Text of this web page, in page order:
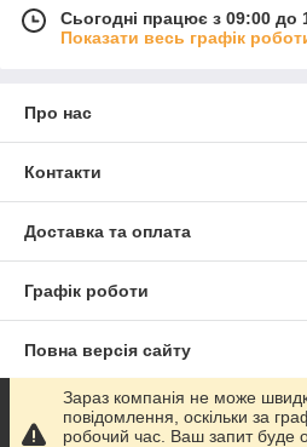
Сьогодні працює з 09:00 до
Показати весь графік
Про нас
Контакти
Доставка та оплата
Графік роботи
Повна версія сайту
Сайт створено на маркетплейсі
Зараз компанія не може
повідомлення, оскільки за
робочий час. Ваш запит буде